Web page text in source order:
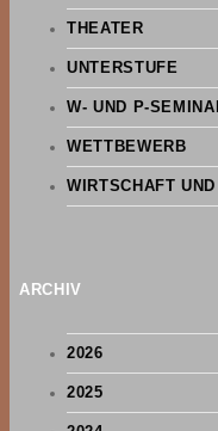
THEATER
UNTERSTUFE
W- UND P-
WETTBEWERB
WIRTSCHAFT
ARCHIV
2026
2025